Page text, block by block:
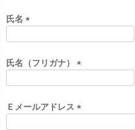
氏名
須
)
氏名（フリガナ）
須
)
Ｅメールアドレス